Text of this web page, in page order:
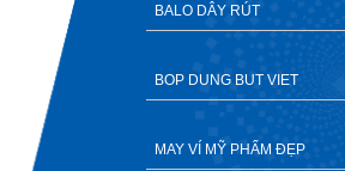
BALO DÂY RÚT
BOP DUNG BUT VIET
MAY VÍ MỸ PHẨM ĐẸP